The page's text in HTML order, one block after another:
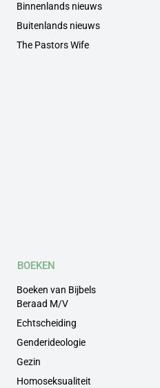
Binnenlands nieuws
Buitenlands nieuws
The Pastors Wife
BOEKEN
Boeken van Bijbels
Beraad M/V
Echtscheiding
Genderideologie
Gezin
Homoseksualiteit